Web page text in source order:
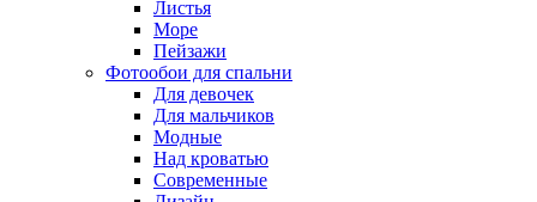
Листья
Море
Пейзажи
Фотообои для спальни
Для девочек
Для мальчиков
Модные
Над кроватью
Современные